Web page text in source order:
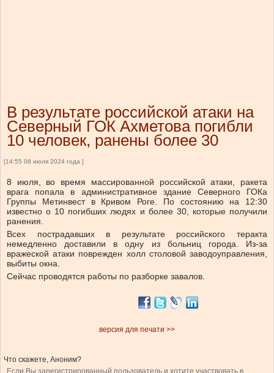
В результате российской атаки на
Северный ГОК Ахметова погибли
10 человек, ранены более 30
[14:55 08 июля 2024 года ]
8 июля, во время массированной российской атаки, ракета
врага попала в административное здание Северного ГОКа
Группы Метинвест в Кривом Роге. По состоянию на 12:30
известно о 10 погибших людях и более 30, которые получили
ранения.
Всех пострадавших в результате российского теракта
немедленно доставили в одну из больниц города. Из-за
вражеской атаки поврежден холл столовой заводоуправления,
выбиты окна.
Сейчас проводятся работы по разборке завалов.
версия для печати >>
Что скажете, Аноним?